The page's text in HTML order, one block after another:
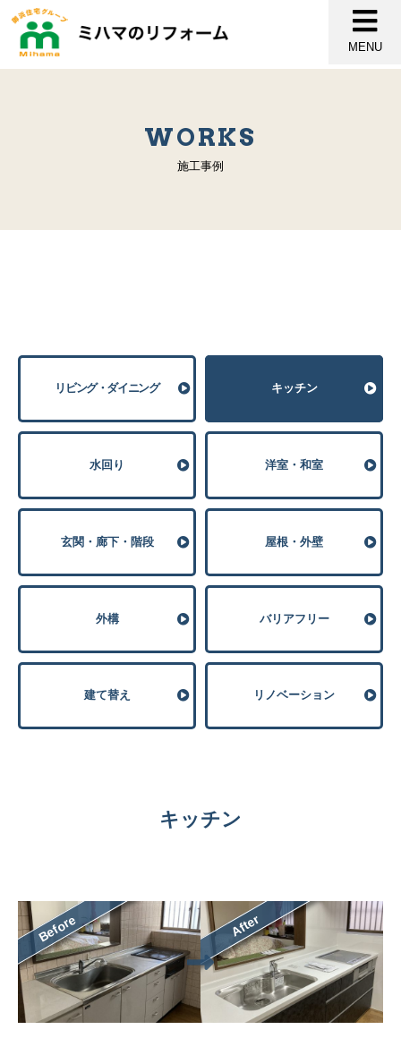
MENU
WORKS
施工事例
リビング・ダイニング キッチン
⽔回り 洋室・和室
玄関・廊下・階段 屋根・外壁
外構 バリアフリー
建て替え リノベーション
キッチン
Before After